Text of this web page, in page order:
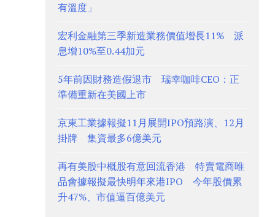
有溫度」
宏利金融第三季新造業務價值增長11% 派
息增10%至0.44加元
5年前因財務造假退市 瑞幸咖啡CEO：正
準備重新在美國上市
京東工業據報擬11月展開IPO預路演、12月
掛牌 集資最多6億美元
再有美股中概股有意回流香港 特賣電商唯
品會據報擬最快明年來港IPO 今年股價累
升47%、市值逼百億美元